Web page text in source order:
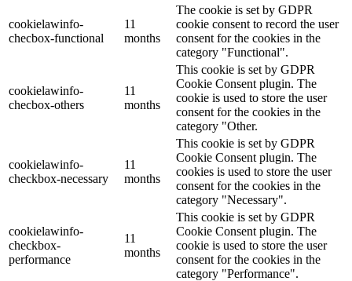
cookielawinfo-
checbox-functional
11
months
The cookie is set by GDPR
cookie consent to record the user
consent for the cookies in the
category "Functional".
cookielawinfo-
checbox-others
11
months
This cookie is set by GDPR
Cookie Consent plugin. The
cookie is used to store the user
consent for the cookies in the
category "Other.
cookielawinfo-
checkbox-necessary
11
months
This cookie is set by GDPR
Cookie Consent plugin. The
cookies is used to store the user
consent for the cookies in the
category "Necessary".
cookielawinfo-
checkbox-
performance
11
months
This cookie is set by GDPR
Cookie Consent plugin. The
cookie is used to store the user
consent for the cookies in the
category "Performance".